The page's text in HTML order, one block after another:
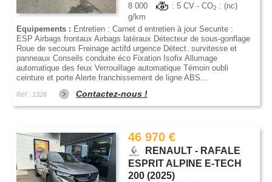
8 000
: 5 CV - CO2 : (nc)
g/km
Equipements : Entretien : Carnet d entretien à jour Securite :
ESP Airbags frontaux Airbags latéraux Détecteur de sous-gonflage
Roue de secours Freinage actifd urgence Détect. survitesse et
panneaux Conseils conduite éco Fixation Isofix Allumage
automatique des feux Verrouillage automatique Témoin oubli
ceinture et porte Alerte franchissement de ligne ABS...
Réf : 1326 Contactez-nous !
46 970 €
RENAULT - RAFALE
ESPRIT ALPINE E-TECH
200 (2025)